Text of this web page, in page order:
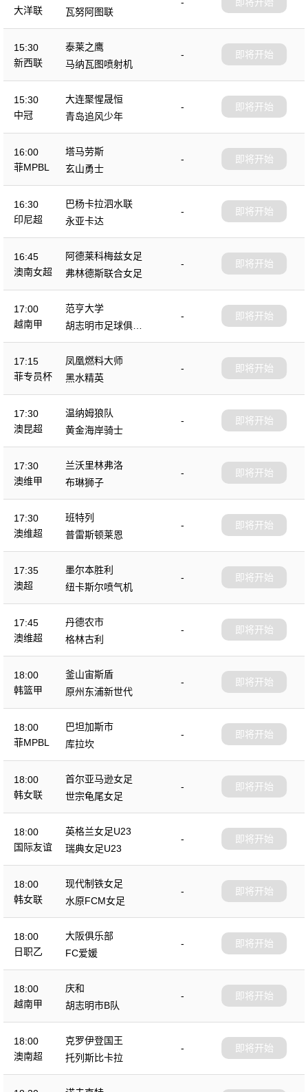
大洋联
瓦努阿图联
15:30
新西联
泰莱之鹰
-
马纳瓦图喷射机
即将开始
15:30
中冠
大连聚惺晟恒
-
青岛追风少年
即将开始
16:00
菲MPBL
塔马劳斯
-
玄山勇士
即将开始
16:30
印尼超
巴杨卡拉泗水联
-
永亚卡达
即将开始
16:45
澳南女超
阿德莱科梅兹女足
-
弗林德斯联合女足
即将开始
17:00
越南甲
范亨大学
-
胡志明市足球俱乐
部
即将开始
17:15
菲专员杯
凤凰燃料大师
-
黑水精英
即将开始
17:30
澳昆超
温纳姆狼队
-
黄金海岸骑士
即将开始
17:30
澳维甲
兰沃里林弗洛
-
布琳狮子
即将开始
17:30
澳维超
班特列
-
普雷斯顿莱恩
即将开始
17:35
澳超
墨尔本胜利
-
纽卡斯尔喷气机
即将开始
17:45
澳维超
丹德农市
-
格林古利
即将开始
18:00
韩篮甲
釜山宙斯盾
-
原州东浦新世代
即将开始
18:00
菲MPBL
巴坦加斯市
-
库拉坎
即将开始
18:00
韩女联
首尔亚马逊女足
-
世宗龟尾女足
即将开始
18:00
国际友谊
英格兰女足U23
-
瑞典女足U23
即将开始
18:00
韩女联
现代制铁女足
-
水原FCM女足
即将开始
18:00
日职乙
大阪俱乐部
-
FC爱媛
即将开始
18:00
越南甲
庆和
-
胡志明市B队
即将开始
18:00
澳南超
克罗伊登国王
-
托列斯比卡拉
即将开始